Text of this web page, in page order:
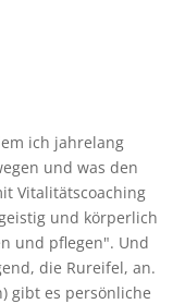
ich jahrelang
und was den
Vitalitätscoaching
und körperlich
und pflegen". Und
die Rureifel, an.
gibt es persönliche